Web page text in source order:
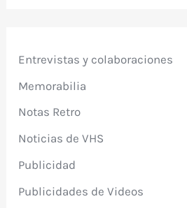
Entrevistas y colaboraciones
Memorabilia
Notas Retro
Noticias de VHS
Publicidad
Publicidades de Videos